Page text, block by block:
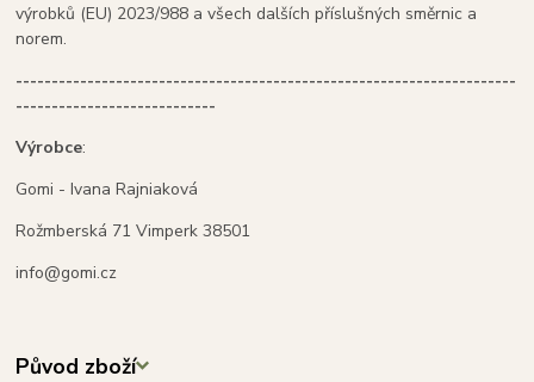
výrobků (EU) 2023/988 a všech dalších příslušných směrnic a
norem.
----------------------------------------------------------------------
----------------------------
Výrobce:
Gomi - Ivana Rajniaková
Rožmberská 71 Vimperk 38501
info@gomi.cz
Původ zboží